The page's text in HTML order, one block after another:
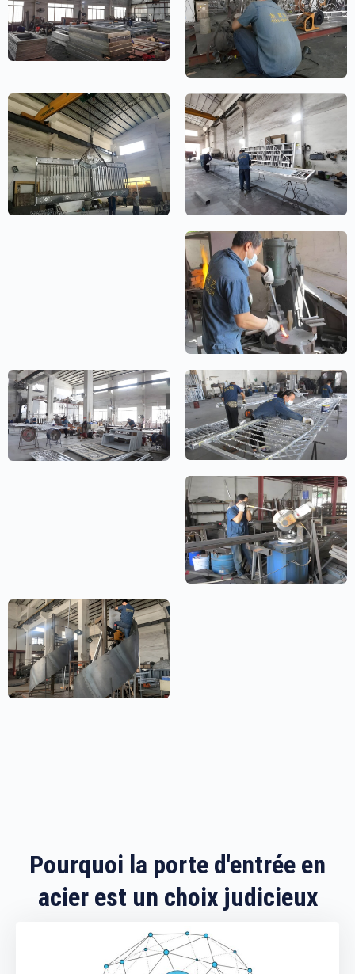
Pourquoi la porte d'entrée en
acier est un choix judicieux